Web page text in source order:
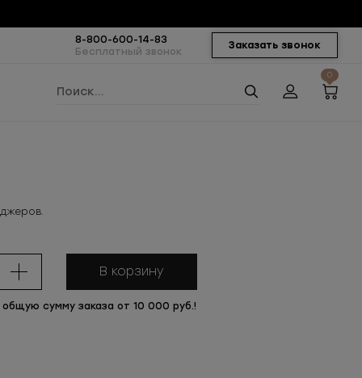
Заказать звонок
8-800-600-14-83
Бесплатный звонок
0
В корзину
сумму заказа от 10 000 руб.!